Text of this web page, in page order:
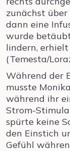
zunächst
dann eine
wurde
lindern,
(Temesta/
Während der
musste
während ihr
Strom-
spürte keine
den Einstich
Gefühl